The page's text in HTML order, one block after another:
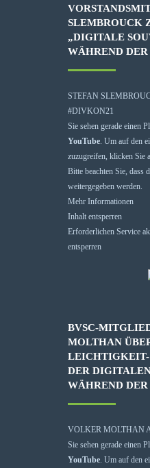
SLEMBROUCK
„DIGITALE
WÄHREND
STEFAN
#DIVKON21
Sie sehen gerade einen
YouTube. Um auf den
zuzugreifen, klicken Sie
Bitte beachten Sie, dass
weitergegeben werden.
Mehr Informationen
Inhalt entsperren
Erforderlichen Service
entsperren
BVSC-
MOLTHAN
DER
WÄHREND
VOLKER MOLTHAN
Sie sehen gerade einen
YouTube. Um auf den